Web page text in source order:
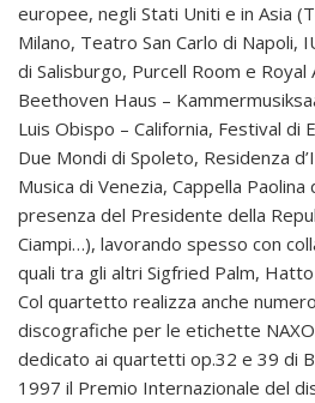
europee, negli Stati Uniti e in Asia
Milano, Teatro San Carlo di Napoli,
di Salisburgo, Purcell Room e
Beethoven Haus –
Luis Obispo – California, Festival di
Due Mondi di Spoleto, Residenza
Musica di Venezia, Cappella Paolina
presenza del Presidente della
Ciampi…), lavorando spesso con
quali tra gli altri Sigfried Palm,
Col quartetto realizza anche
discografiche per le etichette
dedicato ai quartetti op.32 e 39 di
1997 il Premio Internazionale del